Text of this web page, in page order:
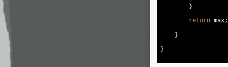
}
return max;
}
}